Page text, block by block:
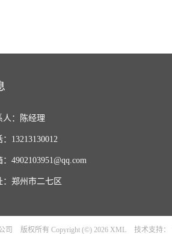
人：陈经理
：13213130012
4902103951@qq.com
：郑州市二七区
司 版权所有 Copyright (©) 2026 XML 技术支持：